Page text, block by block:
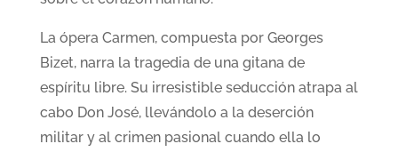
La ópera Carmen, compuesta por Georges
Bizet, narra la tragedia de una gitana de
espíritu libre. Su irresistible seducción atrapa al
cabo Don José, llevándolo a la deserción
militar y al crimen pasional cuando ella lo